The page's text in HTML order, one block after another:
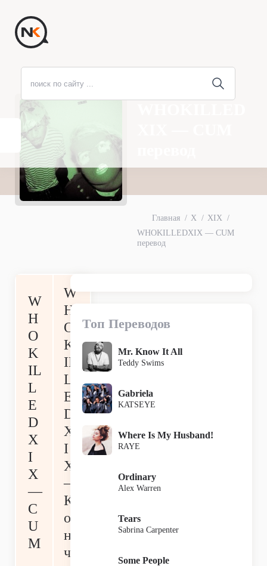
Главная X
XIX
WHOKILLEDXIX — CUM
перевод
W
H
O
K
IL
L
E
D
X
I
X
—
C
U
M
W
H
O
K
IL
L
E
D
X
I
X
—
К
о
н
ча
Топ Переводов
Mr. Know It All
Teddy Swims
Gabriela
KATSEYE
Where Is My Husband!
RAYE
Ordinary
Alex Warren
Tears
Sabrina Carpenter
Some People